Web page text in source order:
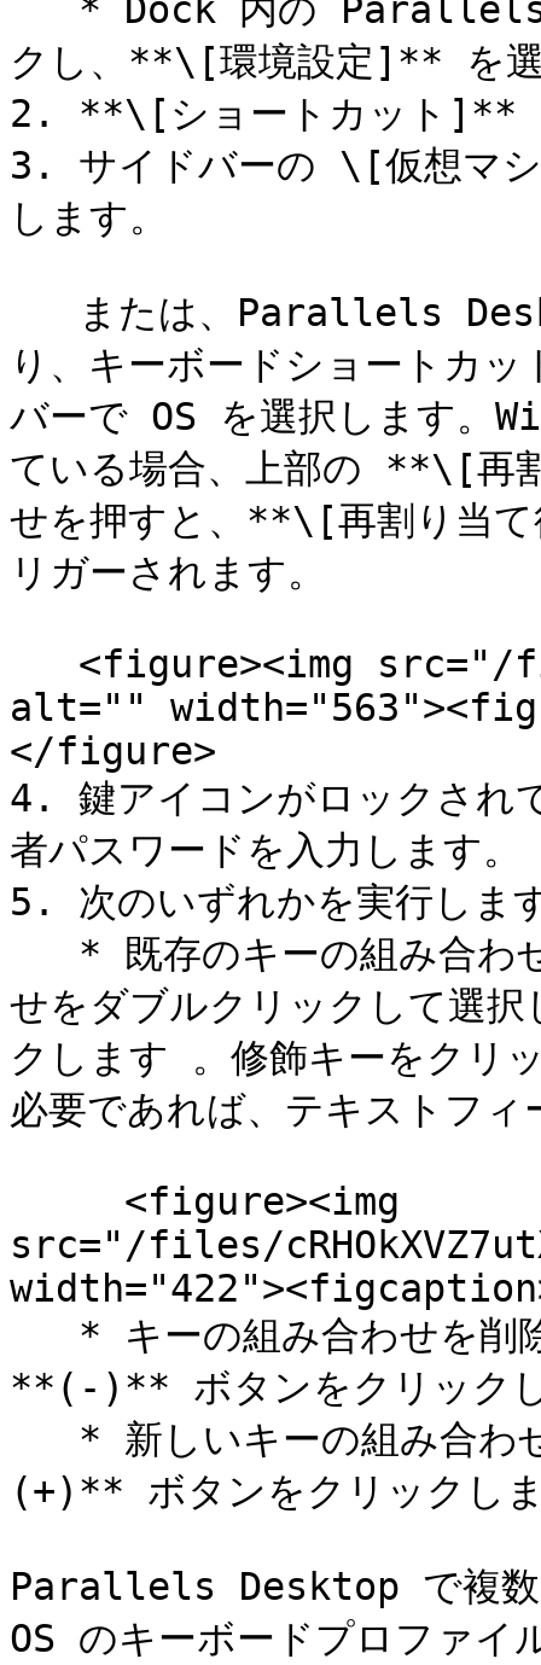
クし、**\[環境設定]** を選
2. **\[ショートカット]**
3. サイドバーの \[仮想マ
します。
り、キーボードショートカ
バーで OS を選択します。
ている場合、上部の **\[再
せを押すと、**\[再割り当
リガーされます。
alt=""
</figure>
4. 鍵アイコンがロックされ
者パスワードを入力します。
5. 次のいずれかを実行しま
せをダブルクリックして選
クします 。修飾キーをクリ
必要であれば、テキストフ
src="/files/
**(-)** ボタンをクリック
(+)** ボタンをクリックし
Parallels Desktop で複数
OS のキーボードプロファ